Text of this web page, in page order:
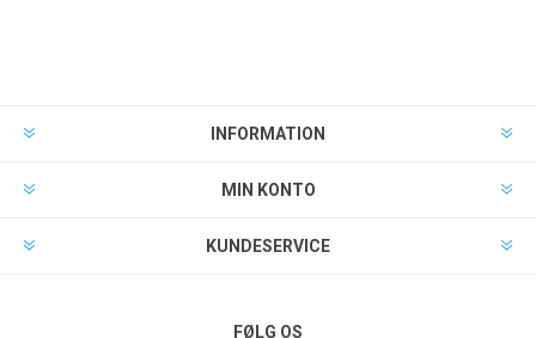
INFORMATION
MIN KONTO
KUNDESERVICE
FØLG OS